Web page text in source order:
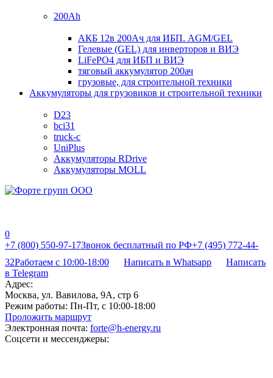
200Ah
АКБ 12в 200Ач для ИБП. AGM/GEL
Гелевые (GEL) для инверторов и ВИЭ
LiFePO4 для ИБП и ВИЭ
тяговый аккумулятор 200ач
грузовые, для строительной техники
Аккумуляторы для грузовиков и строительной техники
D23
bci31
truck-c
UniPlus
Аккумуляторы RDrive
Аккумуляторы MOLL
0
+7 (800) 550-97-17Звонок бесплатный по РФ+7 (495) 772-44-
32Работаем с 10:00-18:00 Написать в Whatsapp
Написать
в Telegram
Адрес:
Москва, ул. Вавилова, 9А, стр 6
Режим работы: Пн-Пт, с 10:00-18:00
Проложить маршрут
Электронная почта: forte@h-energy.ru
Соцсети и мессенджеры: